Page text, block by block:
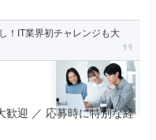
！IT業界初チャレンジも大
歓迎 ／ 応募時に特別な経